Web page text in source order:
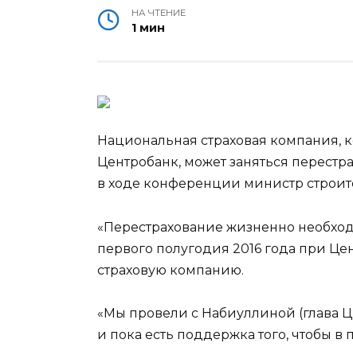
НА ЧТЕНИЕ
1 мин
Национальная страховая компания,
Центробанк, может заняться
в ходе конференции министр
«Перестрахование жизненно
первого полугодия 2016 года при
страховую компанию.
«Мы провели с Набиуллиной (глава
и пока есть поддержка того, чтобы